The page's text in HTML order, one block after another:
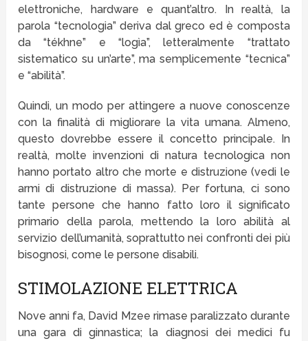
elettroniche, hardware e quant’altro. In realtà, la
parola “tecnologia” deriva dal greco ed è composta
da “tékhne” e “logìa”, letteralmente “trattato
sistematico su un’arte”, ma semplicemente “tecnica”
e “abilità”.
Quindi, un modo per attingere a nuove conoscenze
con la finalità di migliorare la vita umana. Almeno,
questo dovrebbe essere il concetto principale. In
realtà, molte invenzioni di natura tecnologica non
hanno portato altro che morte e distruzione (vedi le
armi di distruzione di massa). Per fortuna, ci sono
tante persone che hanno fatto loro il significato
primario della parola, mettendo la loro abilità al
servizio dell’umanità, soprattutto nei confronti dei più
bisognosi, come le persone disabili.
STIMOLAZIONE ELETTRICA
Nove anni fa, David Mzee rimase paralizzato durante
una gara di ginnastica; la diagnosi dei medici fu